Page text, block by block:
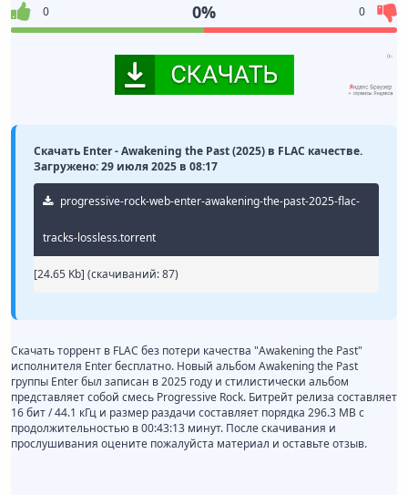
0 0% 0
Скачать Enter - Awakening the Past (2025) в FLAC качестве.
Загружено: 29 июля 2025 в 08:17
progressive-rock-web-enter-awakening-the-past-2025-flac-
tracks-lossless.torrent
[24.65 Kb] (cкачиваний: 87)
Скачать торрент в FLAC без потери качества "Awakening the Past"
исполнителя Enter бесплатно. Новый альбом Awakening the Past
группы Enter был записан в 2025 году и стилистически альбом
представляет собой смесь Progressive Rock. Битрейт релиза составляет
16 бит / 44.1 кГц и размер раздачи составляет порядка 296.3 MB с
продолжительностью в 00:43:13 минут. После скачивания и
прослушивания оцените пожалуйста материал и оставьте отзыв.